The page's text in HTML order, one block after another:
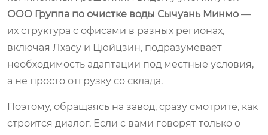
ООО Группа по очистке воды Сычуань Минмо —
их структура с офисами в разных регионах,
включая Лхасу и Цюйцзин, подразумевает
необходимость адаптации под местные условия,
а не просто отгрузку со склада.
Поэтому, обращаясь на завод, сразу смотрите, как
строится диалог. Если с вами говорят только о